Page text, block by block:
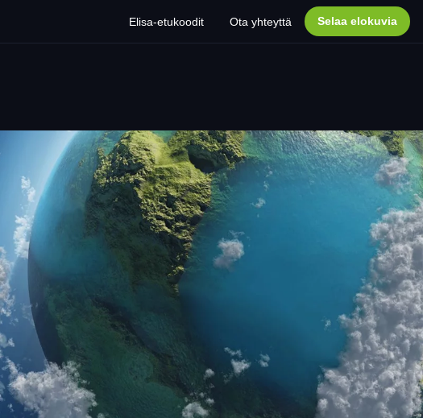
Elisa-etukoodit Ota yhteyttä Selaa elokuvia